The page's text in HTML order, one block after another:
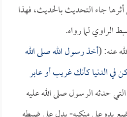
جاء التحديث بالحديث، فهذا
الراوي لما رواه.
عنه: (أخذ رسول الله صلى الله
في الدنيا كأنك غريب أو عابر
التي حدثه الرسول صلى الله عليه